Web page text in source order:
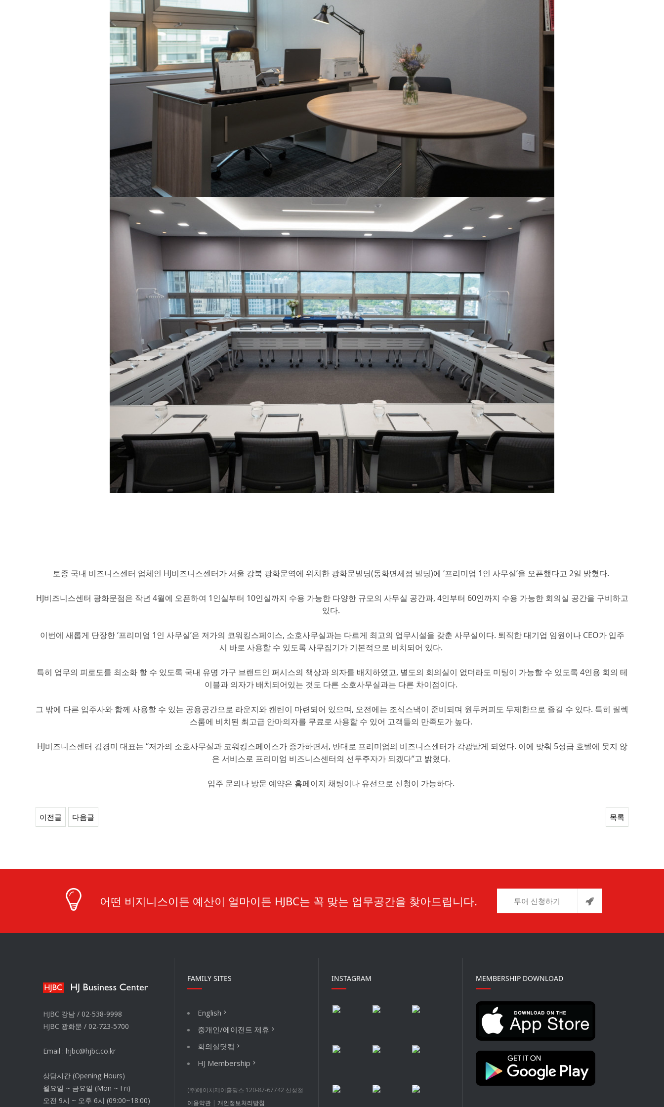
토종 국내 비즈니스센터 업체인 HJ비즈니스센터가 서울 강북 광화문역에 위치한 광화문빌딩(동화면세점 빌딩)에 ‘프리미엄 1인 사무실’을 오픈했다고 2일 밝혔다.
HJ비즈니스센터 광화문점은 작년 4월에 오픈하여 1인실부터 10인실까지 수용 가능한 다양한 규모의 사무실 공간과, 4인부터 60인까지 수용 가능한 회의실 공간을 구비하고
있다.
이번에 새롭게 단장한 ‘프리미엄 1인 사무실’은 저가의 코워킹스페이스, 소호사무실과는 다르게 최고의 업무시설을 갖춘 사무실이다. 퇴직한 대기업 임원이나 CEO가 입주
시 바로 사용할 수 있도록 사무집기가 기본적으로 비치되어 있다.
특히 업무의 피로도를 최소화 할 수 있도록 국내 유명 가구 브랜드인 퍼시스의 책상과 의자를 배치하였고, 별도의 회의실이 없더라도 미팅이 가능할 수 있도록 4인용 회의 테
이블과 의자가 배치되어있는 것도 다른 소호사무실과는 다른 차이점이다.
그 밖에 다른 입주사와 함께 사용할 수 있는 공용공간으로 라운지와 캔틴이 마련되어 있으며, 오전에는 조식스낵이 준비되며 원두커피도 무제한으로 즐길 수 있다. 특히 릴렉
스룸에 비치된 최고급 안마의자를 무료로 사용할 수 있어 고객들의 만족도가 높다.
HJ비즈니스센터 김경미 대표는 “저가의 소호사무실과 코워킹스페이스가 증가하면서, 반대로 프리미엄의 비즈니스센터가 각광받게 되었다. 이에 맞춰 5성급 호텔에 못지 않
은 서비스로 프리미엄 비즈니스센터의 선두주자가 되겠다”고 밝혔다.
입주 문의나 방문 예약은 홈페이지 채팅이나 유선으로 신청이 가능하다.
이전글 다음글 목록
어떤 비지니스이든 예산이 얼마이든 HJBC는 꼭 맞는 업무공간을 찾아드립니다. 투어 신청하기
HJBC 강남 / 02-538-9998
HJBC 광화문 / 02-723-5700
Email : hjbc@hjbc.co.kr
상담시간 (Opening Hours)
월요일 ~ 금요일 (Mon ~ Fri)
오전 9시 ~ 오후 6시 (09:00~18:00)
FAMILY SITES
English
중개인/에이전트 제휴
회의실닷컴
HJ Membership
(주)에이치제이홀딩스 120-87-67742 신성철
이용약관 | 개인정보처리방침
INSTAGRAM MEMBERSHIP DOWNLOAD